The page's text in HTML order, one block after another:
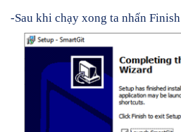
-Sau khi chạy xong ta nhấn Finish